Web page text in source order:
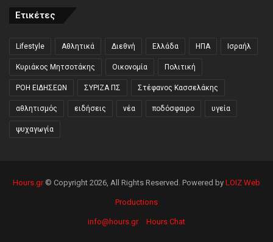
Ετικέτες
Lifestyle Αθλητικά Διεθνή Ελλάδα ΗΠΑ Ισραήλ
Κυριάκος Μητσοτάκης Οικονομία Πολιτική
ΡΟΗ ΕΙΔΗΣΕΩΝ ΣΥΡΙΖΑ ΠΣ Στέφανος Κασσελάκης
αθλητισμός ειδήσεις νέα ποδόσφαιρο υγεία
ψυχαγωγία
Hours.gr© Copyright 2026, All Rights Reserved. Powered by LOIZ Web
Productions
info@hours.gr Hours Chat